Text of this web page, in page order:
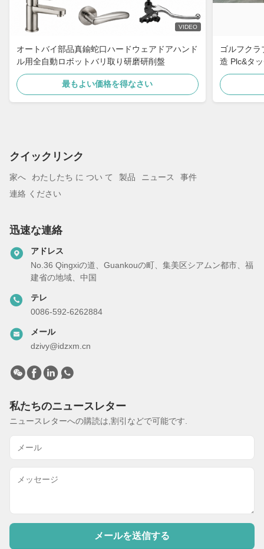
VIDEO
オートバイ部品真鍮蛇口ハードウェアドアハンド
ル用全自動ロボットバリ取り研磨研削盤
最もよい価格を得なさい
ゴルフク
造 Plc&タ
ット ロボ
クイックリンク
家へ わたしたち に つい て 製品 ニュース
事件
連絡 ください
迅速な連絡
アドレス
No.36 Qingxiの道、Guankouの町、集美区シアムン都市、福
建省の地域、中国
テレ
0086-592-6262884
メール
dzivy@idzxm.cn
私たちのニュースレター
ニュースレターへの購読は,割引などで可能です.
メールを送信する